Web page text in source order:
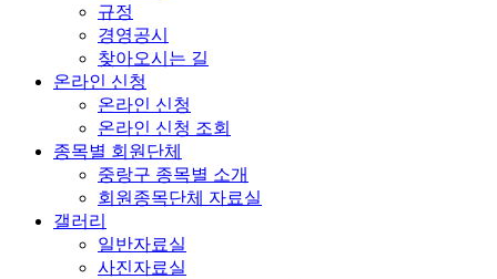
규정
경영공시
찾아오시는 길
온라인 신청
온라인 신청
온라인 신청 조회
종목별 회원단체
중랑구 종목별 소개
회원종목단체 자료실
갤러리
일반자료실
사진자료실